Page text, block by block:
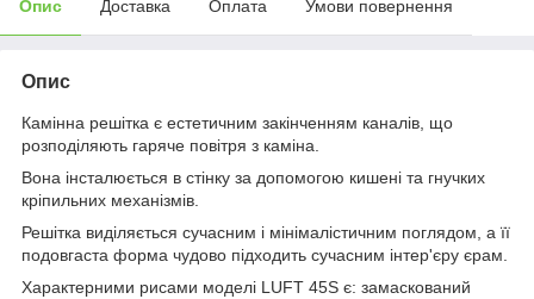
Опис Доставка Оплата Умови повернення
Опис
Камінна решітка є естетичним закінченням каналів, що
розподіляють гаряче повітря з каміна.
Вона інсталюється в стінку за допомогою кишені та гнучких
кріпильних механізмів.
Решітка виділяється сучасним і мінімалістичним поглядом, а її
подовгаста форма чудово підходить сучасним інтер'єру єрам.
Характерними рисами моделі LUFT 45S є: замаскований